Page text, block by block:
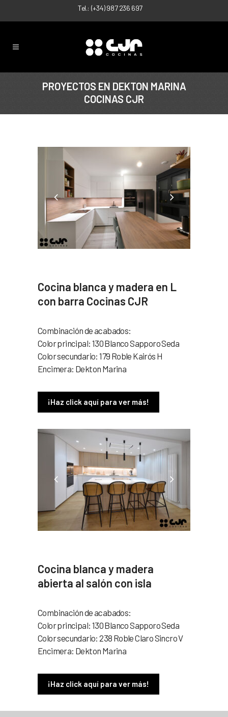
Tel.: (+34) 987 236 697
PROYECTOS EN DEKTON MARINA
COCINAS CJR
Cocina blanca y madera en L
con barra Cocinas CJR
Combinación de acabados:
Color principal: 130 Blanco Sapporo Seda
Color secundario: 179 Roble Kairós H
Encimera: Dekton Marina
¡Haz click aquí para ver más!
Cocina blanca y madera
abierta al salón con isla
Combinación de acabados:
Color principal: 130 Blanco Sapporo Seda
Color secundario: 238 Roble Claro Sincro V
Encimera: Dekton Marina
¡Haz click aquí para ver más!